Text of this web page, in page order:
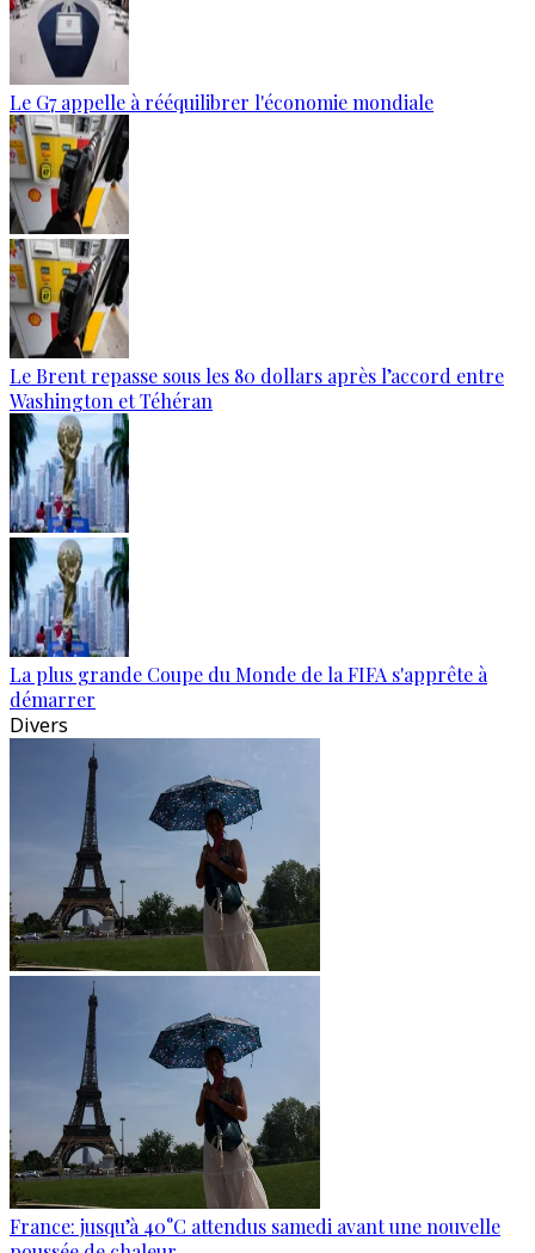
Le G7 appelle à rééquilibrer l'économie mondiale
Le Brent repasse sous les 80 dollars après l’accord entre
Washington et Téhéran
La plus grande Coupe du Monde de la FIFA s'apprête à
démarrer
Divers
France: jusqu’à 40°C attendus samedi avant une nouvelle